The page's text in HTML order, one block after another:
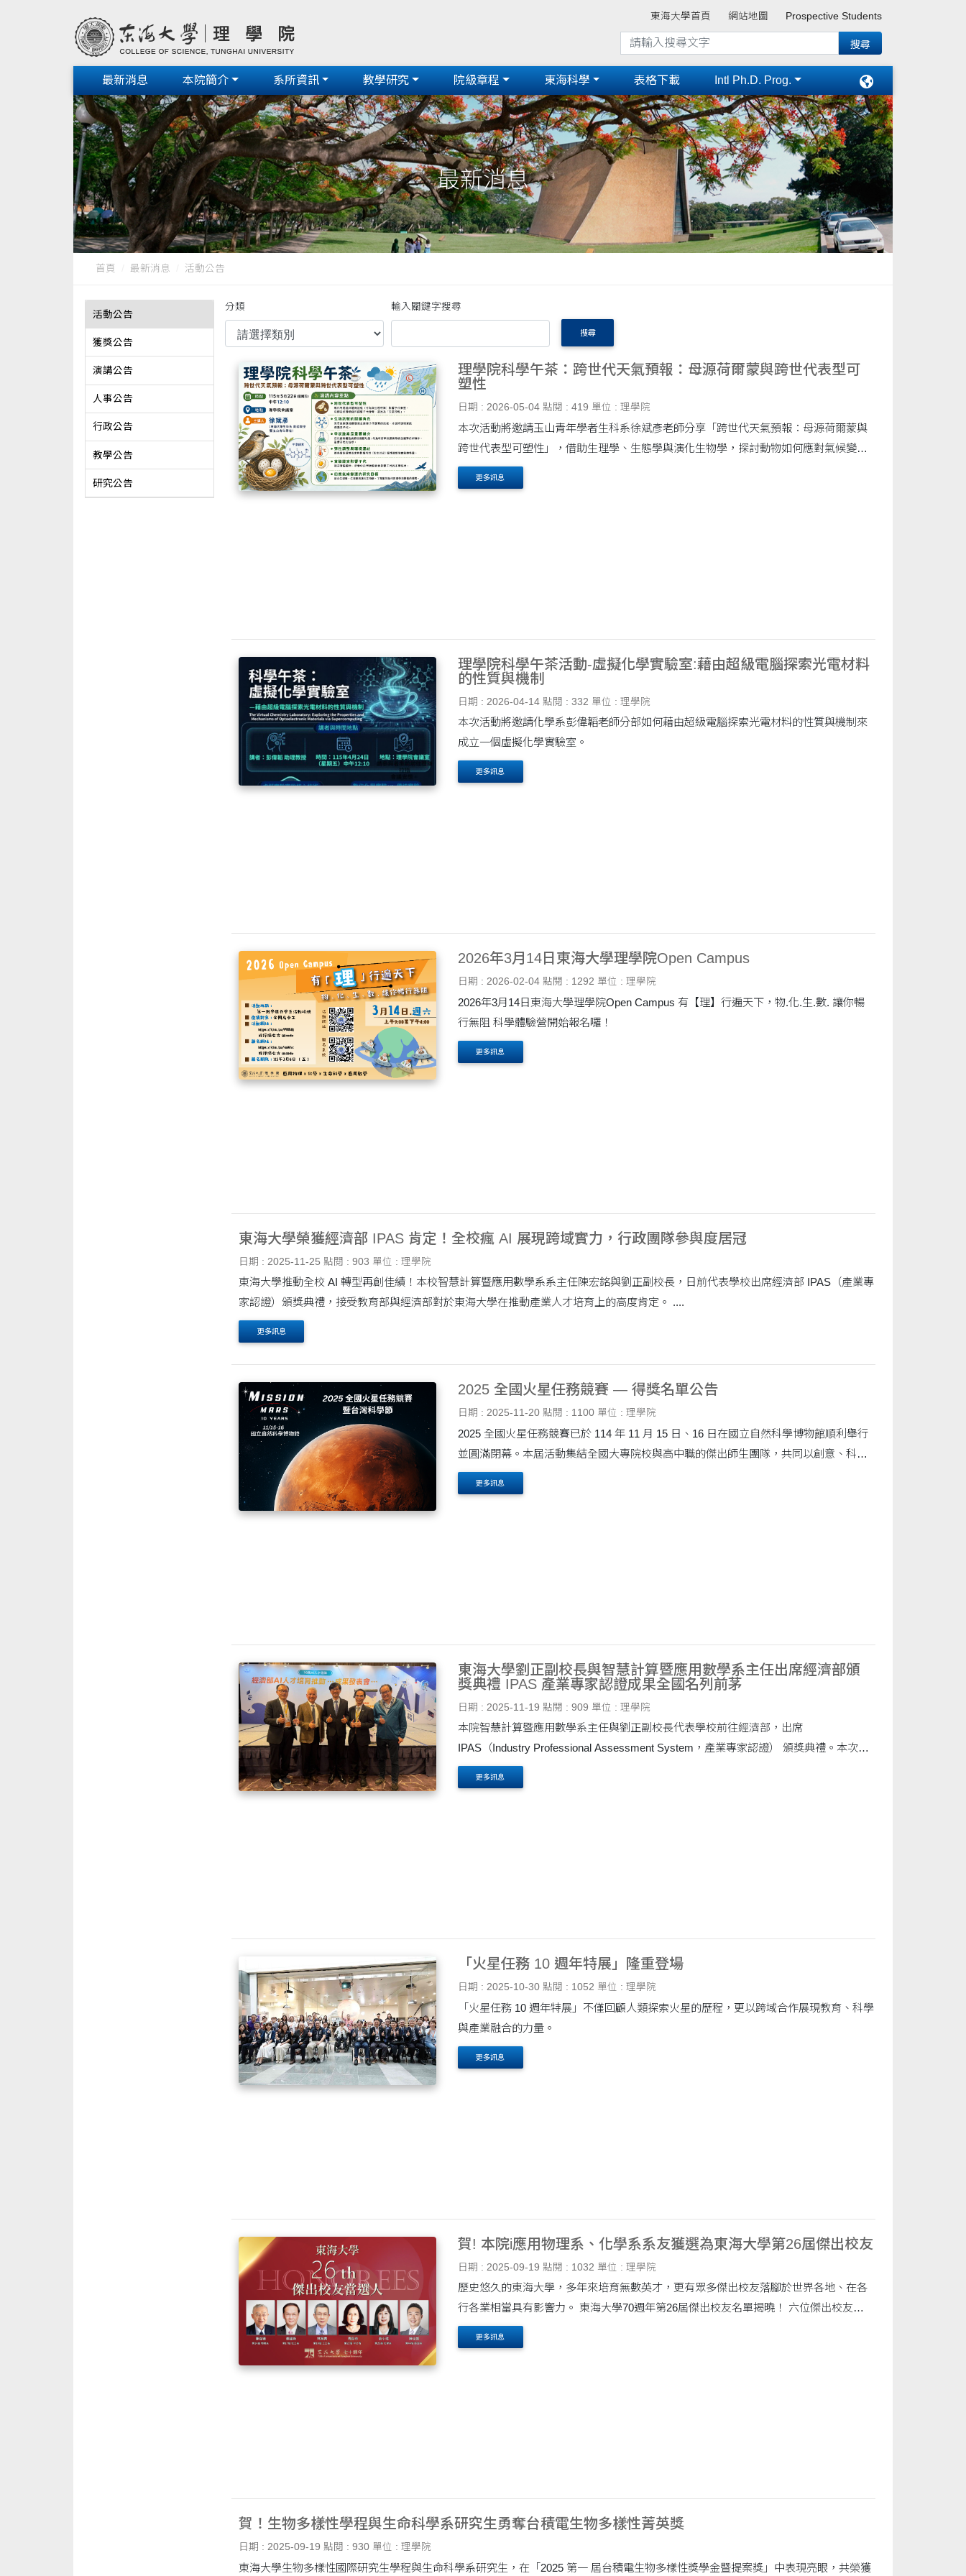
東海大學首頁 網站地圖 Prospective Students
最新消息 本院簡介 系所資訊 教學研究 院級章程 東海科學 表格下載 Intl Ph.D. Prog.
最新消息
首頁 最新消息 活動公告
活動公告
獲獎公告
演講公告
人事公告
行政公告
教學公告
研究公告
分類 輸入關鍵字搜尋
搜尋
理學院科學午茶：跨世代天氣預報：母源荷爾蒙與跨世代表型可
塑性
日期 : 2026-05-04 點閱 : 419 單位 : 理學院
本次活動將邀請玉山青年學者生科系徐斌彥老師分享「跨世代天氣預報：母源荷爾蒙與
跨世代表型可塑性」，借助生理學、生態學與演化生物學，探討動物如何應對氣候變遷
下的快速環境變化。
更多訊息
理學院科學午茶活動-虛擬化學實驗室:藉由超級電腦探索光電材料
的性質與機制
日期 : 2026-04-14 點閱 : 332 單位 : 理學院
本次活動將邀請化學系彭偉韜老師分部如何藉由超級電腦探索光電材料的性質與機制來
成立一個虛擬化學實驗室。
更多訊息
2026年3月14日東海大學理學院Open Campus
日期 : 2026-02-04 點閱 : 1292 單位 : 理學院
2026年3月14日東海大學理學院Open Campus 有【理】行遍天下，物.化.生.數. 讓你暢
行無阻 科學體驗營開始報名囉！
更多訊息
東海大學榮獲經濟部 IPAS 肯定！全校瘋 AI 展現跨域實力，行政團隊參與度居冠
日期 : 2025-11-25 點閱 : 903 單位 : 理學院
東海大學推動全校 AI 轉型再創佳績！本校智慧計算暨應用數學系系主任陳宏銘與劉正副校長，日前代表學校出席經濟部 IPAS（產業專
家認證）頒獎典禮，接受教育部與經濟部對於東海大學在推動產業人才培育上的高度肯定。 ....
更多訊息
2025 全國火星任務競賽 — 得獎名單公告
日期 : 2025-11-20 點閱 : 1100 單位 : 理學院
2025 全國火星任務競賽已於 114 年 11 月 15 日、16 日在國立自然科學博物館順利舉行
並圓滿閉幕。本屆活動集結全國大專院校與高中職的傑出師生團隊，共同以創意、科學
精神與工程實作能力挑戰火星任務的多項主題競賽。兩日....
更多訊息
東海大學劉正副校長與智慧計算暨應用數學系主任出席經濟部頒
獎典禮 IPAS 產業專家認證成果全國名列前茅
日期 : 2025-11-19 點閱 : 909 單位 : 理學院
本院智慧計算暨應用數學系主任與劉正副校長代表學校前往經濟部，出席
IPAS（Industry Professional Assessment System，產業專家認證） 頒獎典禮。本次獎
項由 經濟部發證、教育部支持，旨在肯定各大專校院於推動產業人才培育與專業....
更多訊息
「火星任務 10 週年特展」隆重登場
日期 : 2025-10-30 點閱 : 1052 單位 : 理學院
「火星任務 10 週年特展」不僅回顧人類探索火星的歷程，更以跨域合作展現教育、科學
與產業融合的力量。
更多訊息
賀! 本院i應用物理系、化學系系友獲選為東海大學第26屆傑出校友
日期 : 2025-09-19 點閱 : 1032 單位 : 理學院
歷史悠久的東海大學，多年來培育無數英才，更有眾多傑出校友落腳於世界各地、在各
行各業相當具有影響力。 東海大學70週年第26屆傑出校友名單揭曉！ 六位傑出校友當
選，其中二位為本院所屬學系系友，其介紹及....
更多訊息
賀！生物多樣性學程與生命科學系研究生勇奪台積電生物多樣性菁英獎
日期 : 2025-09-19 點閱 : 930 單位 : 理學院
東海大學生物多樣性國際研究生學程與生命科學系研究生，在「2025 第一 屆台積電生物多樣性獎學金暨提案獎」中表現亮眼，共榮獲